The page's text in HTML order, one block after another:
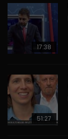
17:38
51:27